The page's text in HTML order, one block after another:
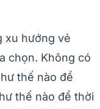
xu hướng vẻ
chọn. Không có
thế nào để
thế nào để thời